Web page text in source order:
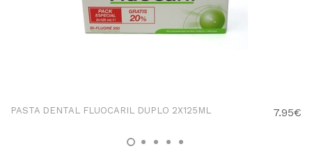
PASTA DENTAL FLUOCARIL DUPLO 2X125ML 7.95€